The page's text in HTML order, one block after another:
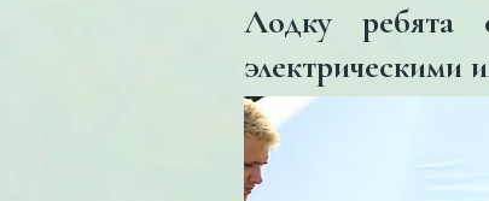
Лодку ребята
электрическими